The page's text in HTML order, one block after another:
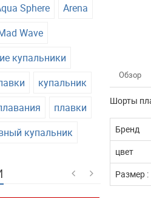
Sphere
Arena
Wave
купальники
купальник
плавки
купальник
Обзор
Шорты
Бренд
цвет
Размер :